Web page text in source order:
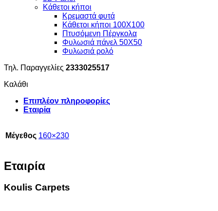
Κάθετοι κήποι
Κρεμαστά φυτά
Κάθετοι κήποι 100Χ100
Πτυσόμενη Πέργκολα
Φυλωσιά πάνελ 50Χ50
Φυλωσιά ρολό
Τηλ. Παραγγελίες 2333025517
Καλάθι
Επιπλέον πληροφορίες
Εταιρία
Μέγεθος 160×230
Εταιρία
Koulis Carpets